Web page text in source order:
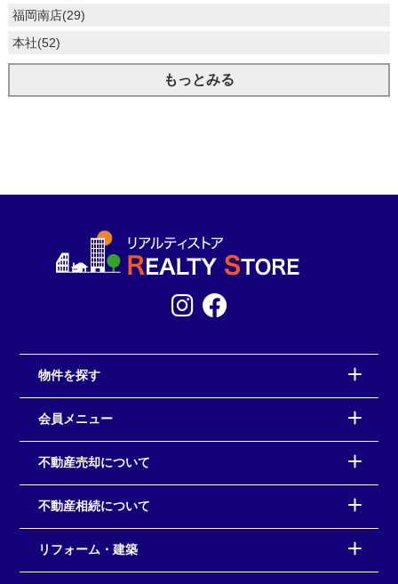
福岡南店(29)
本社(52)
もっとみる
物件を探す
会員メニュー
不動産売却について
不動産相続について
リフォーム・建築